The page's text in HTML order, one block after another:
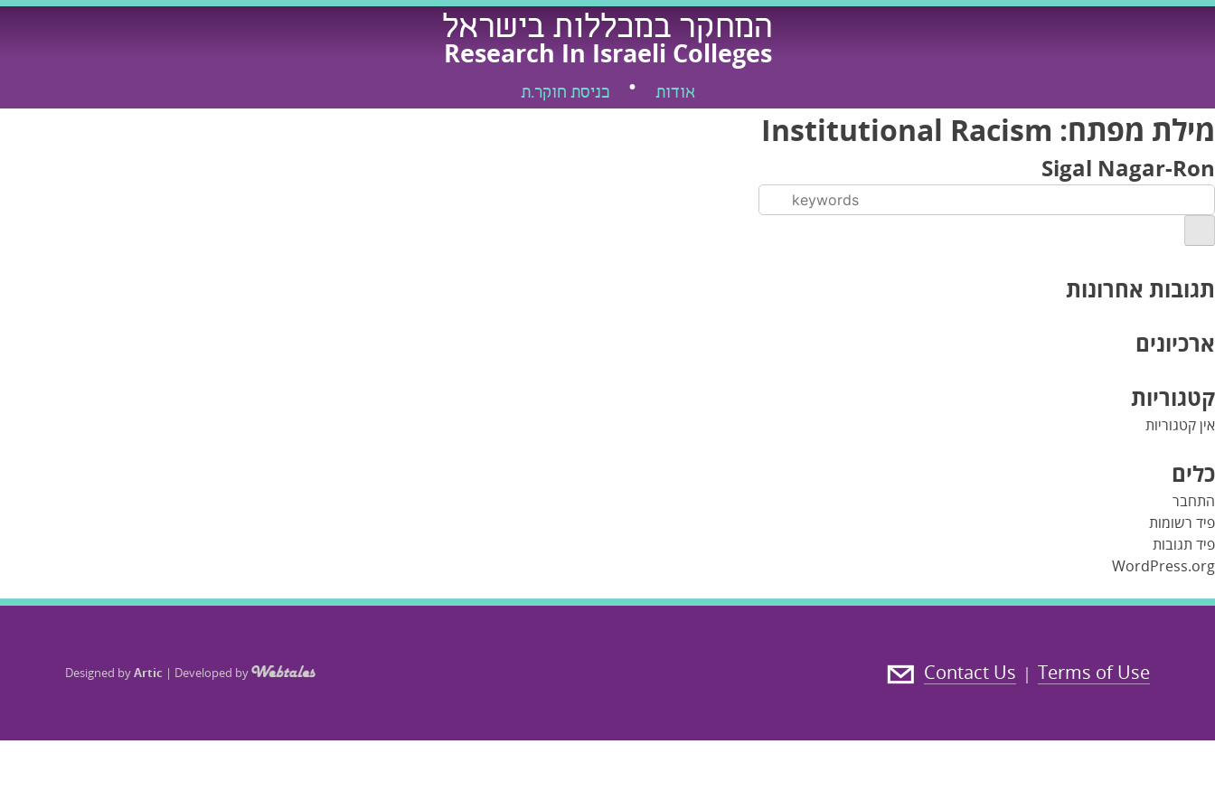
Skip
המחקר במכללות בישראל
Research In Israeli Colleges
אודות כניסת חוקר.ת
מילת מפתח: Institutional Racism
Sigal Nagar-Ron
תגובות אחרונות
ארכיונים
קטגוריות
אין קטגוריות
כלים
התחבר
פיד רשומות
פיד תגובות
WordPress.org
Terms of Use
|
Contact Us
Designed byArtic | Developed by